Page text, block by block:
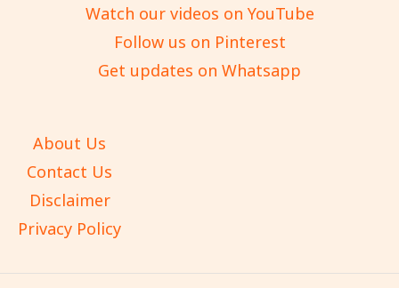
Watch our videos on YouTube
Follow us on Pinterest
Get updates on Whatsapp
About Us
Contact Us
Disclaimer
Privacy Policy